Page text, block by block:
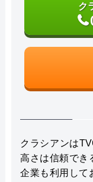
ク
クラシアンは
高さは信頼でき
企業も利用して